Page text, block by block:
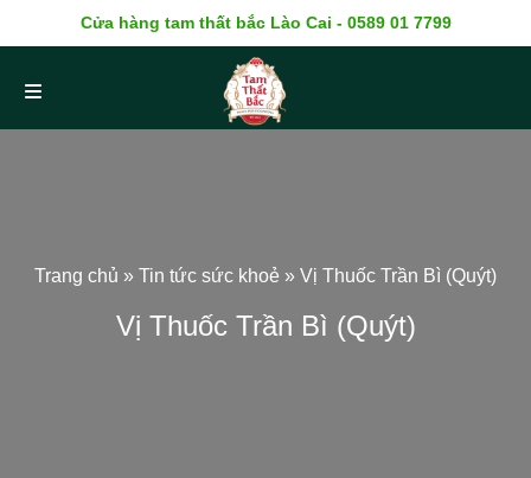
Cửa hàng tam thất bắc Lào Cai - 0589 01 7799
Trang chủ » Tin tức sức khoẻ » Vị Thuốc Trần Bì (Quýt)
Vị Thuốc Trần Bì (Quýt)